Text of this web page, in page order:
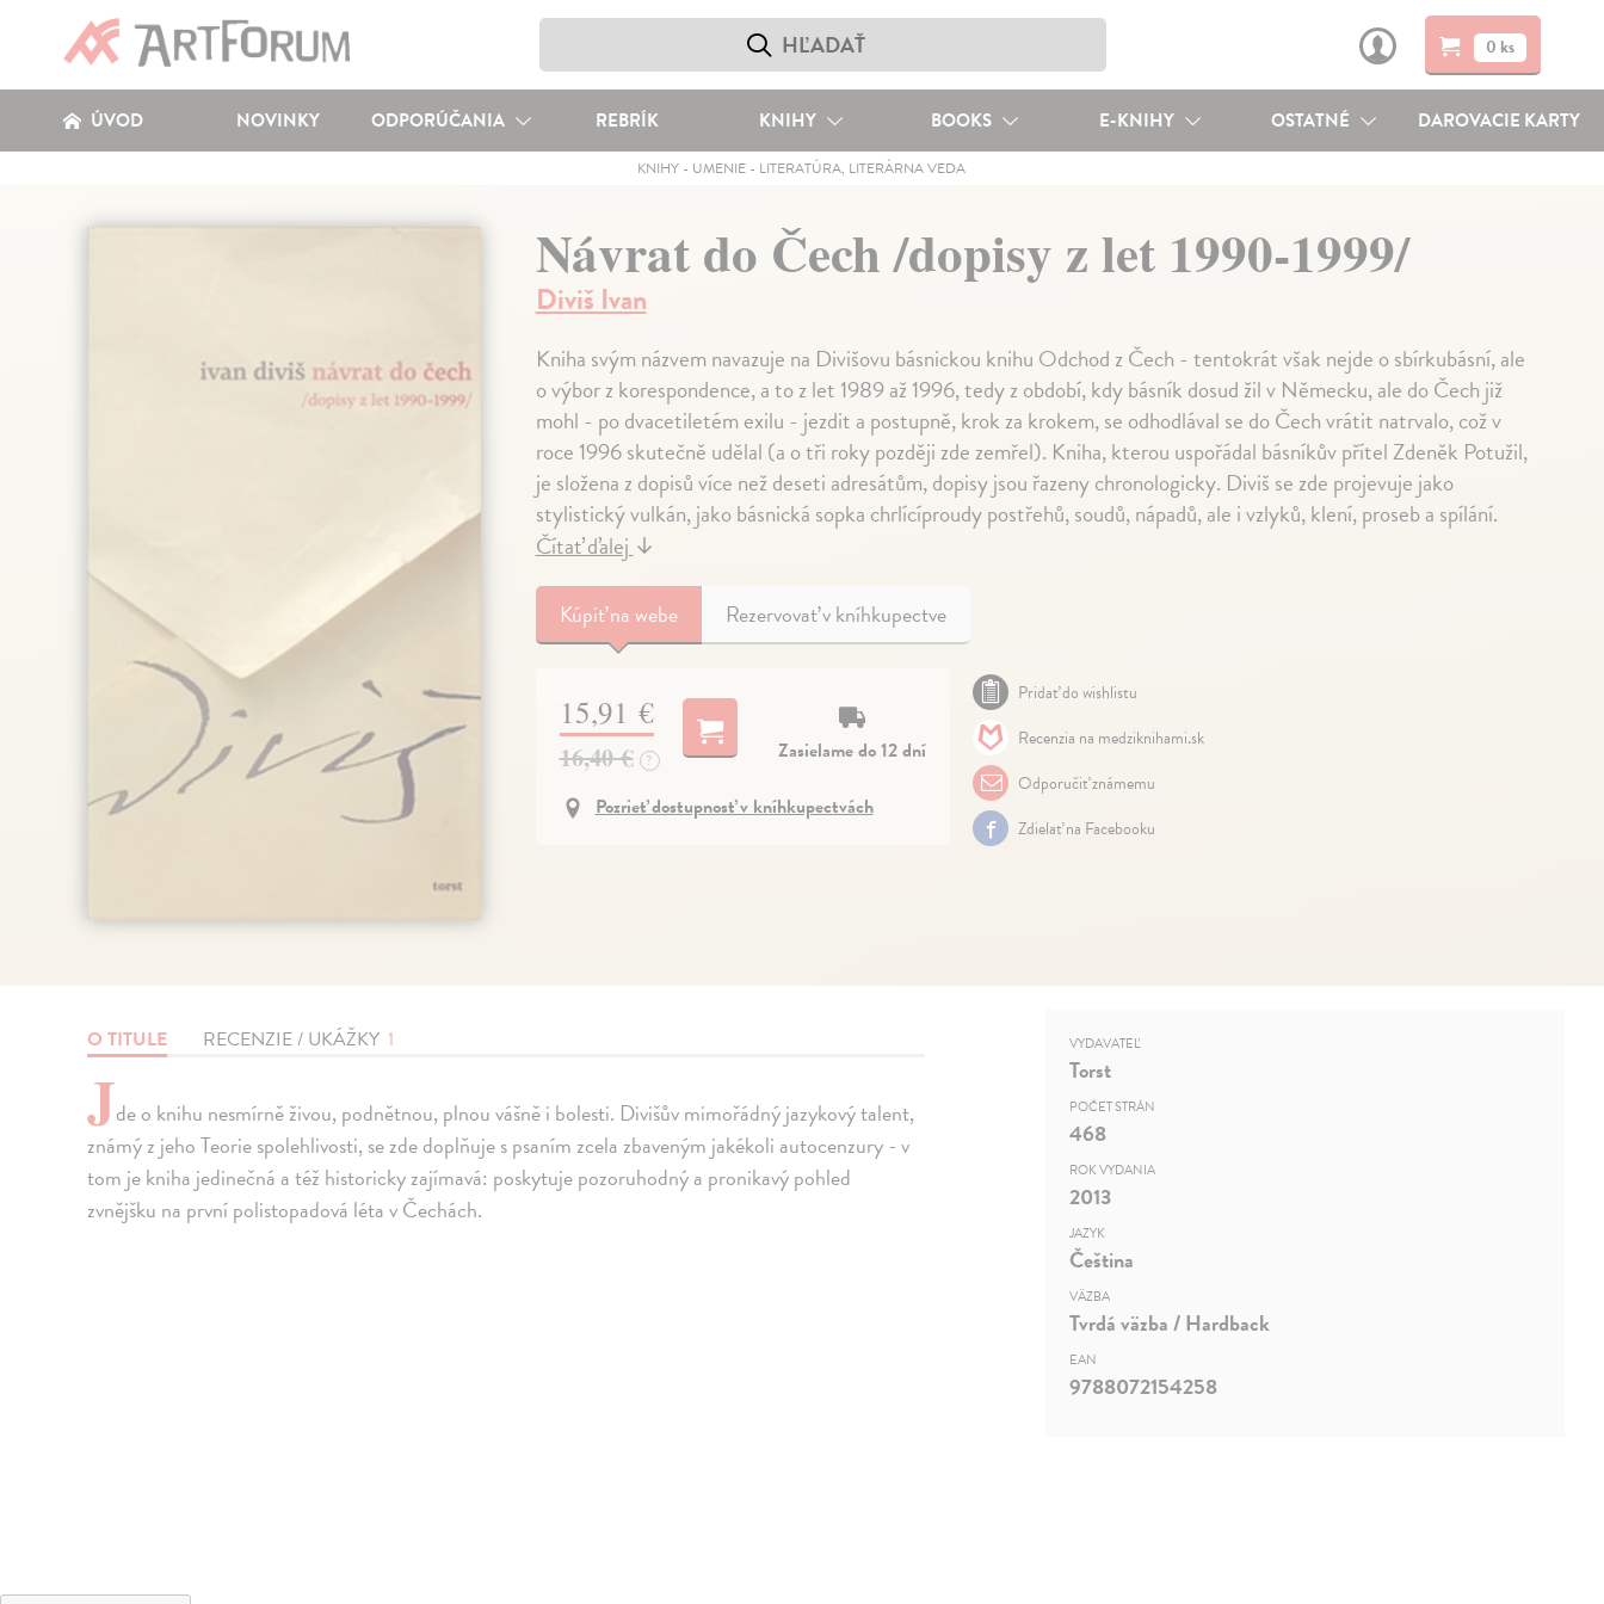
0 ks
ÚVOD NOVINKY ODPORÚČANIA REBRÍK KNIHY BOOKS E-KNIHY OSTATNÉ DAROVACIE KARTY
KNIHY - UMENIE - LITERATÚRA, LITERÁRNA VEDA
Návrat do Čech /dopisy z let 1990-1999/
Diviš Ivan
Kniha svým názvem navazuje na Divišovu básnickou knihu Odchod z Čech - tentokrát však nejde o sbírkubásní, ale
o výbor z korespondence, a to z let 1989 až 1996, tedy z období, kdy básník dosud žil v Německu, ale do Čech již
mohl - po dvacetiletém exilu - jezdit a postupně, krok za krokem, se odhodlával se do Čech vrátit natrvalo, což v
roce 1996 skutečně udělal (a o tři roky později zde zemřel). Kniha, kterou uspořádal básníkův přítel Zdeněk Potužil,
je složena z dopisů více než deseti adresátům, dopisy jsou řazeny chronologicky. Diviš se zde projevuje jako
stylistický vulkán, jako básnická sopka chrlícíproudy postřehů, soudů, nápadů, ale i vzlyků, klení, proseb a spílání.
Čítať ďalej↓
Kúpiťna webe Rezervovať v kníhkupectve
15,91 €
16,40 € ?
Zasielame do 12 dní
Pozrieť dostupnosť v kníhkupectvách
Pridať do wishlistu
Recenzia na medziknihami.sk
Odporučiť známemu
Zdielať na Facebooku
O TITULE RECENZIE / UKÁŽKY 1
Jde o knihu nesmírně živou, podnětnou, plnou vášně i bolesti. Divišův mimořádný jazykový talent,
známý z jeho Teorie spolehlivosti, se zde doplňuje s psaním zcela zbaveným jakékoli autocenzury - v
tom je kniha jedinečná a též historicky zajímavá: poskytuje pozoruhodný a pronikavý pohled
zvnějšku na první polistopadová léta v Čechách.
VYDAVATEĽ
Torst
POČET STRÁN
468
ROK VYDANIA
2013
JAZYK
Čeština
VÄZBA
Tvrdá väzba / Hardback
EAN
9788072154258